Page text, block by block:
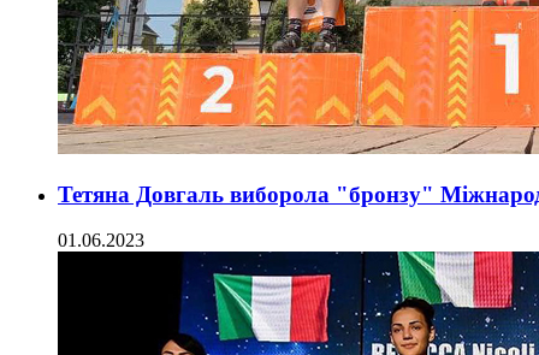
Тетяна Довгаль виборола "бронзу"
01.06.2023